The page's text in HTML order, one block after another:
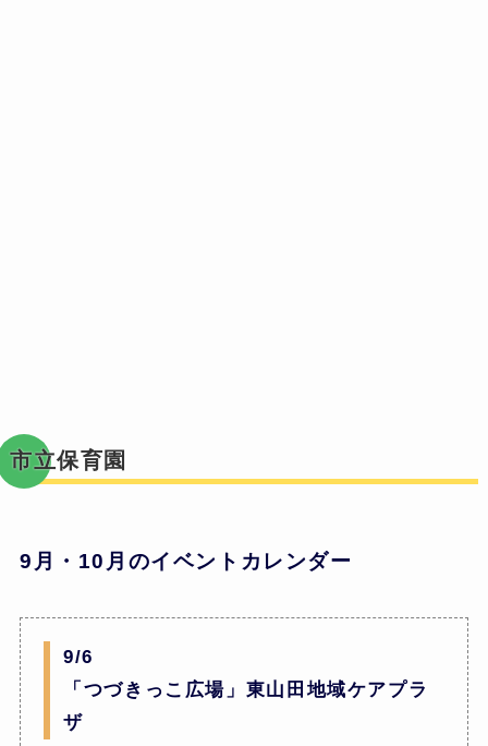
市立保育園
9月・10月のイベントカレンダー
9/6
「つづきっこ広場」東山田地域ケアプラ
ザ